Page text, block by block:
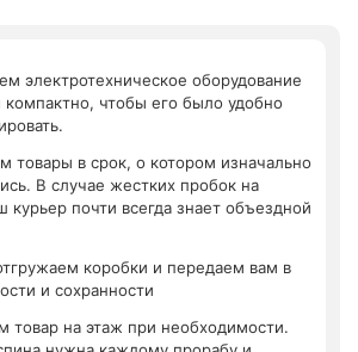
электротехническое оборудование
чтобы его было удобно
товары в срок, о котором изначально
В случае жестких пробок на
курьер почти всегда знает объездной
коробки и передаем вам в
и сохранности
товар на этаж при необходимости.